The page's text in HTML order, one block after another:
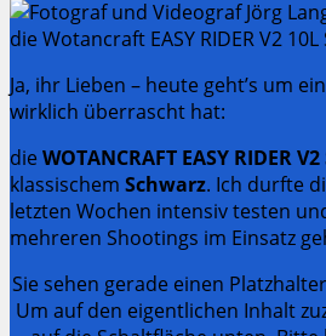
Ja, ihr Lieben – heute geht’s um
wirklich überrascht hat:
dieWOTANCRAFT EASY RIDER
klassischem Schwarz. Ich durfte
letzten Wochen intensiv testen
mehreren Shootings im Einsatz
Sie sehen gerade einen
Um auf den eigentlichen Inhalt